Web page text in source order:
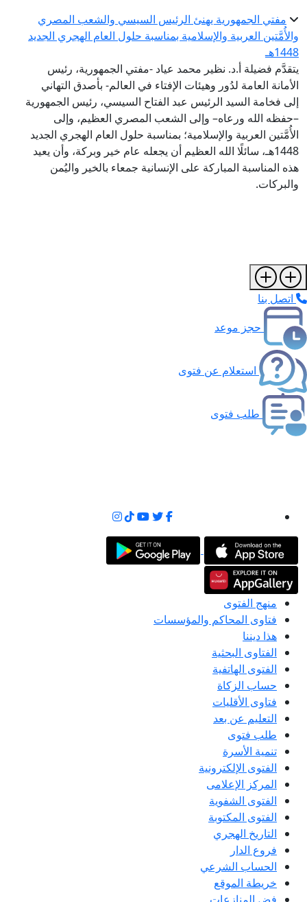
مفتي الجمهورية يهنئ الرئيس السيسي والشعب المصري
والأُمَّتين العربية والإسلامية بمناسبة حلول العام الهجري الجديد
1448هـ
يتقدَّم فضيلة أ.د. نظير محمد عياد -مفتي الجمهورية، رئيس
الأمانة العامة لدُور وهيئات الإفتاء في العالم- بأصدق التهاني
إلى فخامة السيد الرئيس عبد الفتاح السيسي، رئيس الجمهورية
–حفظه الله ورعاه– وإلى الشعب المصري العظيم، وإلى
الأُمَّتين العربية والإسلامية؛ بمناسبة حلول العام الهجري الجديد
1448هـ، سائلًا الله العظيم أن يجعله عام خير وبركة، وأن يعيد
هذه المناسبة المباركة على الإنسانية جمعاء بالخير واليُمن
والبركات.
اتصل بنا
حجز موعد
استعلام عن فتوى
طلب فتوى
منهج الفتوى
فتاوى المحاكم والمؤسسات
هذا ديننا
الفتاوى البحثية
الفتوى الهاتفية
حساب الزكاة
فتاوى الأقليات
التعليم عن بعد
طلب فتوى
تنمية الأسرة
الفتوى الإلكترونية
المركز الإعلامى
الفتوى الشفوية
الفتوى المكتوبة
التاريخ الهجري
فروع الدار
الحساب الشرعي
خريطة الموقع